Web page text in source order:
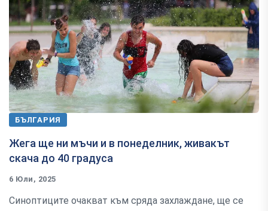
БЪЛГАРИЯ
Жега ще ни мъчи и в понеделник, живакът
скача до 40 градуса
6 Юли, 2025
Синоптиците очакват към сряда захлаждане, ще се